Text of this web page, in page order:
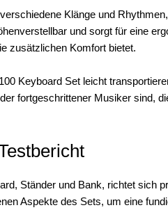
Klänge und
und sorgt für eine
zusätzlichen Komfort bietet.
Keyboard Set leicht
fortgeschrittener Musiker sind,
Ständer und Bank, richtet sich
Aspekte des Sets, um eine